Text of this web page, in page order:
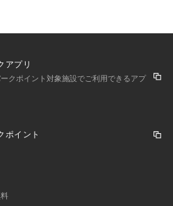
アプリ
クポイント対象施設でご利用できるアプ
ポイント